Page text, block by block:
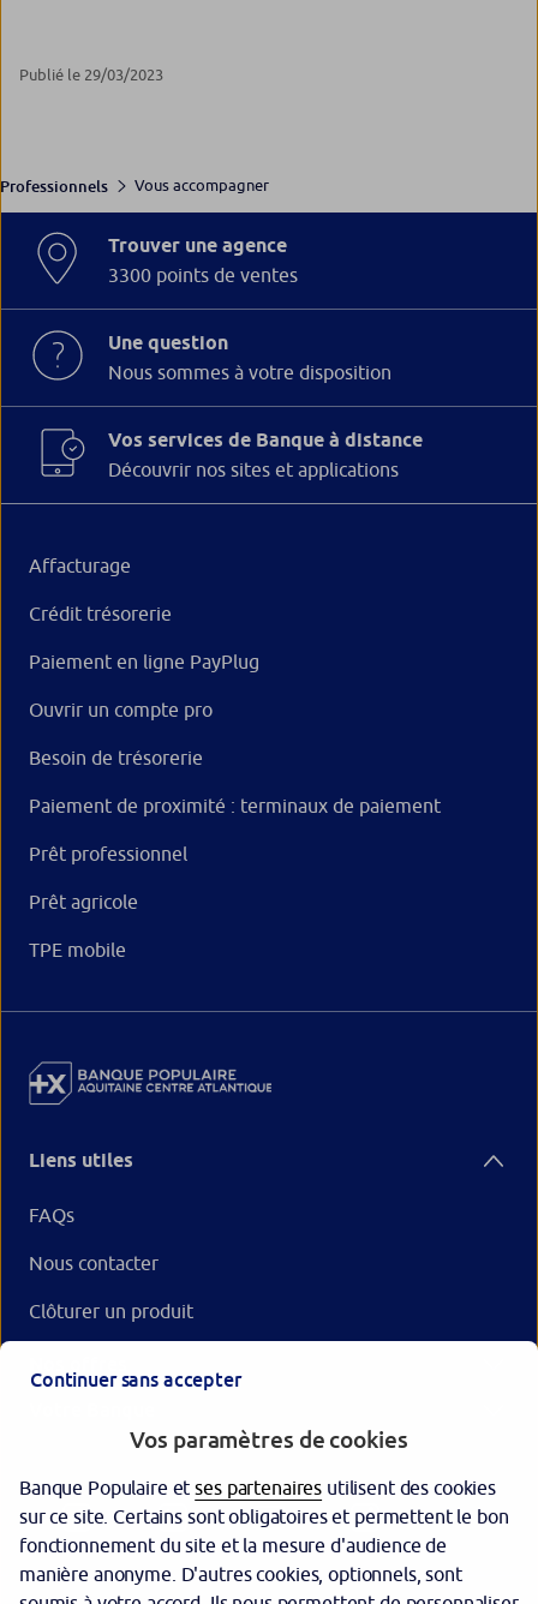
Publié le 29/03/2023
Professionnels Vous accompagner
Trouver une agence
3300 points de ventes
Une question
Nous sommes à votre disposition
Vos services de Banque à distance
Découvrir nos sites et applications
Affacturage
Crédit trésorerie
Paiement en ligne PayPlug
Ouvrir un compte pro
Besoin de trésorerie
Paiement de proximité : terminaux de paiement
Prêt professionnel
Prêt agricole
TPE mobile
Liens utiles
FAQs
Nous contacter
Clôturer un produit
Continuer sans accepter
Vos paramètres de cookies
Banque Populaire etses partenaires utilisent des cookies
sur ce site. Certains sont obligatoires et permettent le bon
fonctionnement du site et la mesure d'audience de
manière anonyme. D'autres cookies, optionnels, sont